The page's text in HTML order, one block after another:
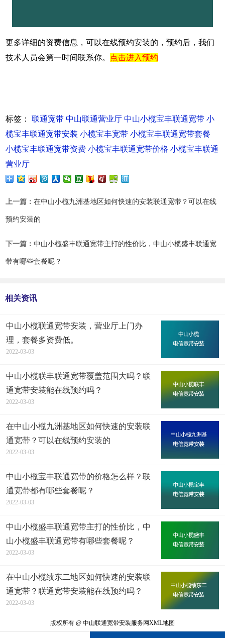
更多详细的资费信息，可以在线预约安装的，预约后，我们
技术人员会第一时间联系你。
点击进入预约
标签：联通宽带 中山联通营业厅 中山小榄宝丰联通宽带 小
榄宝丰联通宽带安装 小榄宝丰宽带 小榄宝丰联通宽带套餐
小榄宝丰联通宽带资费 小榄宝丰联通宽带价格 小榄宝丰联通
营业厅
上一篇：在中山小榄九洲基地区如何快速的安装联通宽带？可以在线
预约安装的
下一篇：中山小榄盛丰联通宽带主打的性价比，中山小榄盛丰联通宽
带有哪些套餐呢？
相关资讯
中山小榄联通宽带安装，营业厅上门办
理，套餐多资费低。
2022-03-03
中山小榄联丰联通宽带覆盖范围大吗？联
通宽带安装能在线预约吗？
2022-03-03
在中山小榄九洲基地区如何快速的安装联
通宽带？可以在线预约安装的
2022-03-03
中山小榄宝丰联通宽带的价格怎么样？联
通宽带都有哪些套餐呢？
2022-03-03
中山小榄盛丰联通宽带主打的性价比，中
山小榄盛丰联通宽带有哪些套餐呢？
2022-03-03
在中山小榄绩东二地区如何快速的安装联
通宽带？联通宽带安装能在线预约吗？
2022-03-03
版权所有 @ 中山联通宽带安装服务网XML地图